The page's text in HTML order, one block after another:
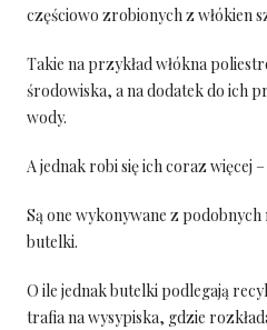
częściowo zrobionych z włókien
Takie na przykład włókna
środowiska, a na dodatek do ich
wody.
A jednak robi się ich coraz więcej
Są one wykonywane z
butelki.
O ile jednak butelki podlegają
trafia na wysypiska, gdzie